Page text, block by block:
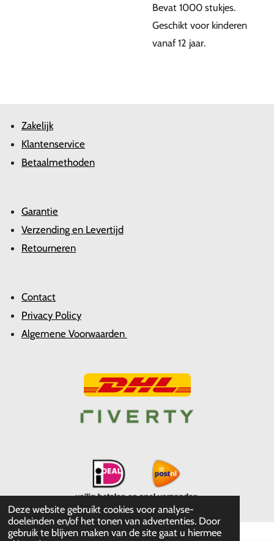
Deze website gebruikt cookies voor analyse-
doeleinden en/of het tonen van advertenties. Door
gebruik te blijven maken van de site gaat u hiermee
Bevat 1000 stukjes.
Geschikt voor kinderen
vanaf 12 jaar.
Zakelijk
Klantenservice
Betaalmethoden
Garantie
Verzending en Levertijd
Retourneren
Contact
Privacy Policy
Algemene Voorwaarden